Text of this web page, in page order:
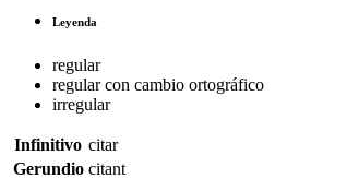
Leyenda
regular
regular con cambio ortográfico
irregular
Infinitivo citar
Gerundio citant